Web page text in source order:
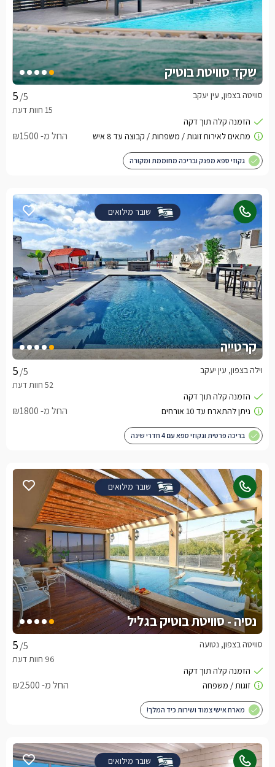
שקד סוויטת בוטיק
/5 סוויטה בצפון, עין יעקב
החל מ- ₪1500
גקוזי ספא מפנק ובריכה מחוממת ומקורה
שובר מילואים
קרטייה
/5 וילה בצפון, עין יעקב
החל מ- ₪1800
בריכה פרטית וגקוזי ספא עם 4 חדרי שינה
שובר מילואים
נסיה - סוויטת בוטיק בגליל
/5 סוויטה בצפון, נטועה
החל מ- ₪2500
מארח אישי צמוד ושירות כיד המלך!
שובר מילואים